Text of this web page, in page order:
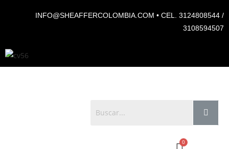
INFO@SHEAFFERCOLOMBIA.COM • CEL. 3124808544 /
3108594507